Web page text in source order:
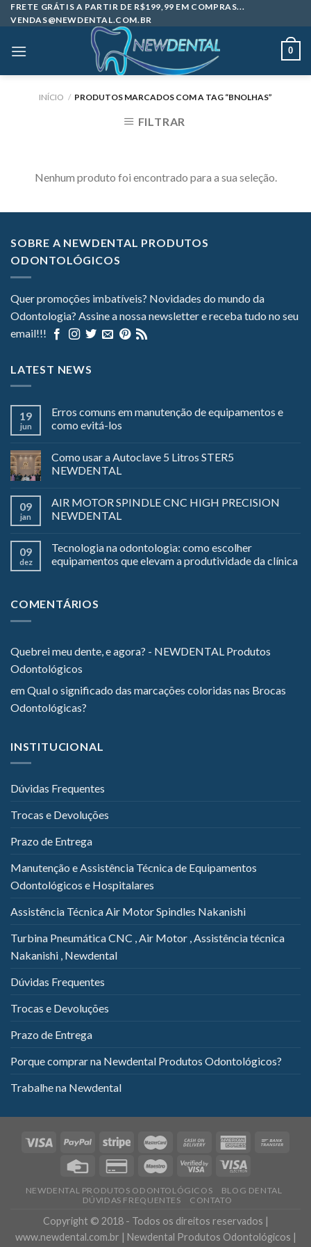
Skip
to
FRETE GRÁTIS A PARTIR DE R$199,99 EM COMPRAS...
VENDAS@NEWDENTAL.COM.BR
0
INÍCIO / PRODUTOS MARCADOS COM A TAG “BNOLHAS”
FILTRAR
Nenhum produto foi encontrado para a sua seleção.
SOBRE A NEWDENTAL PRODUTOS
ODONTOLÓGICOS
Quer promoções imbatíveis? Novidades do mundo da
Odontologia? Assine a nossa newsletter e receba tudo no seu
email!!!
LATEST NEWS
19
jun
Erros comuns em manutenção de equipamentos e
como evitá-los
Como usar a Autoclave 5 Litros STER5
NEWDENTAL
09
jan
AIR MOTOR SPINDLE CNC HIGH PRECISION
NEWDENTAL
09
dez
Tecnologia na odontologia: como escolher
equipamentos que elevam a produtividade da clínica
COMENTÁRIOS
Quebrei meu dente, e agora? - NEWDENTAL Produtos
Odontológicos
emQual o significado das marcações coloridas nas Brocas
Odontológicas?
INSTITUCIONAL
Dúvidas Frequentes
Trocas e Devoluções
Prazo de Entrega
Manutenção e Assistência Técnica de Equipamentos
Odontológicos e Hospitalares
Assistência Técnica Air Motor Spindles Nakanishi
Turbina Pneumática CNC , Air Motor , Assistência técnica
Nakanishi , Newdental
Dúvidas Frequentes
Trocas e Devoluções
Prazo de Entrega
Porque comprar na Newdental Produtos Odontológicos?
Trabalhe na Newdental
NEWDENTAL PRODUTOS ODONTOLÓGICOS
BLOG DENTAL
DÚVIDAS FREQUENTES
CONTATO
Copyright © 2018 - Todos os direitos reservados |
www.newdental.com.br | Newdental Produtos Odontológicos |